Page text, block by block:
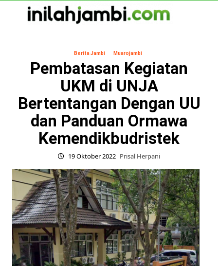
Berita Jambi Muarojambi
Pembatasan Kegiatan
UKM di UNJA
Bertentangan Dengan UU
dan Panduan Ormawa
Kemendikbudristek
19 Oktober 2022 Prisal Herpani